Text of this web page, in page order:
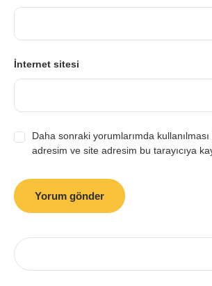
İnternet sitesi
Daha sonraki yorumlarımda
adresim ve site adresim bu tarayıcıya